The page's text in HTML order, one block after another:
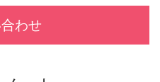
わせ